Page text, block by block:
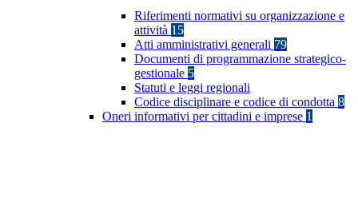
Riferimenti normativi su organizzazione e
attività 15
Atti amministrativi generali 79
Documenti di programmazione strategico-
gestionale 5
Statuti e leggi regionali
Codice disciplinare e codice di condotta 8
Oneri informativi per cittadini e imprese 1